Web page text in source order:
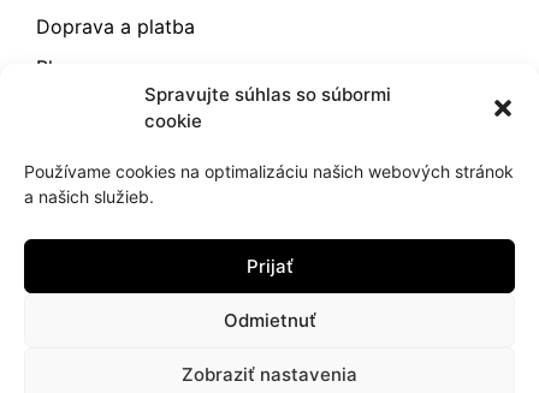
Spravujte súhlas so súbormi
cookie
Používame cookies na optimalizáciu našich webových stránok
a našich služieb.
Prijať
Odmietnuť
Zobraziť nastavenia
Doprava a platba
Blog
Odstúpenie od zmluvy
Zásady používania súborov cookie (EÚ)